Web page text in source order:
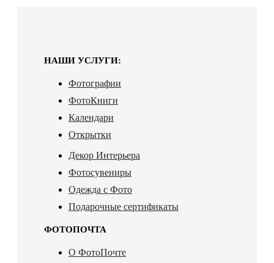
НАШИ УСЛУГИ:
Фотографии
ФотоКниги
Календари
Открытки
Декор Интерьера
Фотосувениры
Одежда с Фото
Подарочные сертификаты
ФОТОПОЧТА
О ФотоПочте